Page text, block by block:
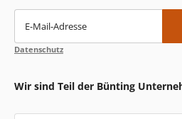
E-Mail-Adresse
Datenschutz
Wir sind Teil der Bünting